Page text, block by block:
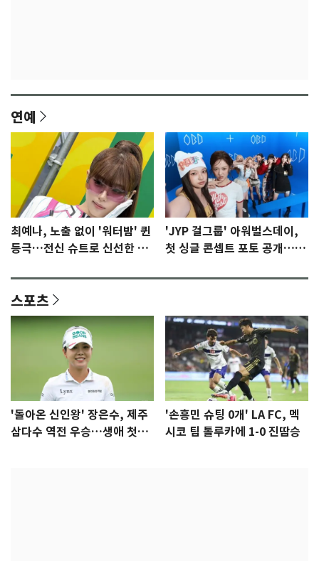
연예
최예나, 노출 없이 '워터밤' 퀸
등극…전신 슈트로 신선한 충
'JYP 걸그룹' 아워벌스데이,
첫 싱글 콘셉트 포토 공개…청
스포츠
'돌아온 신인왕' 장은수, 제주
삼다수 역전 우승…생애 첫승
'손흥민 슈팅 0개' LA FC, 멕
시코 팀 톨루카에 1-0 진땀승